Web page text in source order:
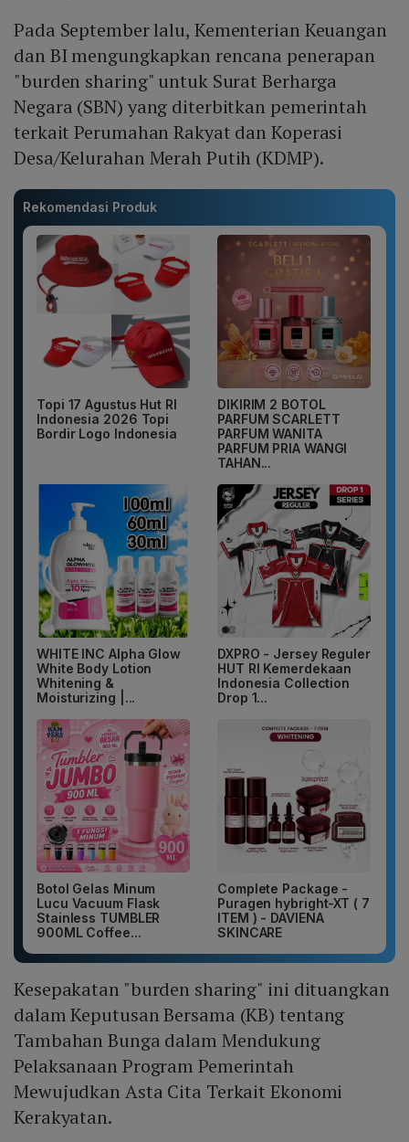
Pada September lalu, Kementerian Keuangan
dan BI mengungkapkan rencana penerapan
"burden sharing" untuk Surat Berharga
Negara (SBN) yang diterbitkan pemerintah
terkait Perumahan Rakyat dan Koperasi
Desa/Kelurahan Merah Putih (KDMP).
Rekomendasi Produk
Topi 17 Agustus Hut RI
Indonesia 2026 Topi
Bordir Logo Indonesia
DIKIRIM 2 BOTOL
PARFUM SCARLETT
PARFUM WANITA
PARFUM PRIA WANGI
TAHAN...
WHITE INC Alpha Glow
White Body Lotion
Whitening &
Moisturizing |...
DXPRO - Jersey Reguler
HUT RI Kemerdekaan
Indonesia Collection
Drop 1...
Botol Gelas Minum
Lucu Vacuum Flask
Stainless TUMBLER
900ML Coffee...
Complete Package -
Puragen hybright-XT ( 7
ITEM ) - DAVIENA
SKINCARE
Kesepakatan "burden sharing" ini dituangkan
dalam Keputusan Bersama (KB) tentang
Tambahan Bunga dalam Mendukung
Pelaksanaan Program Pemerintah
Mewujudkan Asta Cita Terkait Ekonomi
Kerakyatan.